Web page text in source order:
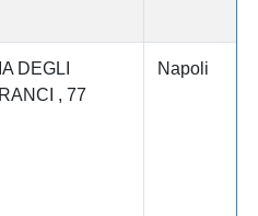
DEGLI
, 77
Napoli